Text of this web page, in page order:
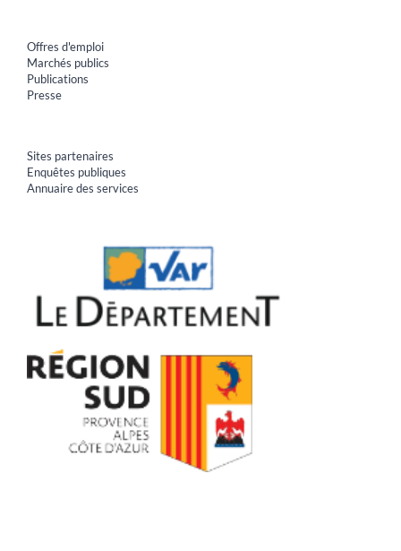
Offres d'emploi
Marchés publics
Publications
Presse
Sites partenaires
Enquêtes publiques
Annuaire des services